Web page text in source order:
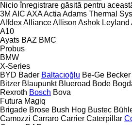
Nicio înregistrare găsită pentru
3M AIC AXAActia Adams Thermal
AlfdexAllianceAllison Ashok Leyland
A10
Ayats BAZ BMC
Probus
BMW
X-Series
BYD Bader Baltacıoğlu Be-Ge Becker
Bitzer Blaupunkt Blueroad Bode
Rexroth Bosch Bova
Futura Magiq
Brigade Brose Bush Hog Bustec
Camozzi Carraro Carrier Caterpillar